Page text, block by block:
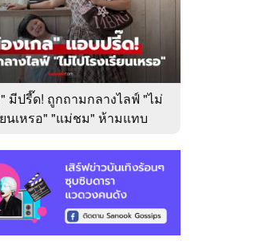
มีปรี๊ด! ถูกถามกลางไลฟ์ "ไม่
ยนเหรอ" "แม่ชม" ห้ามแทบ